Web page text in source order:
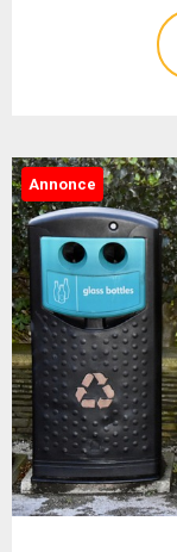
Annonce